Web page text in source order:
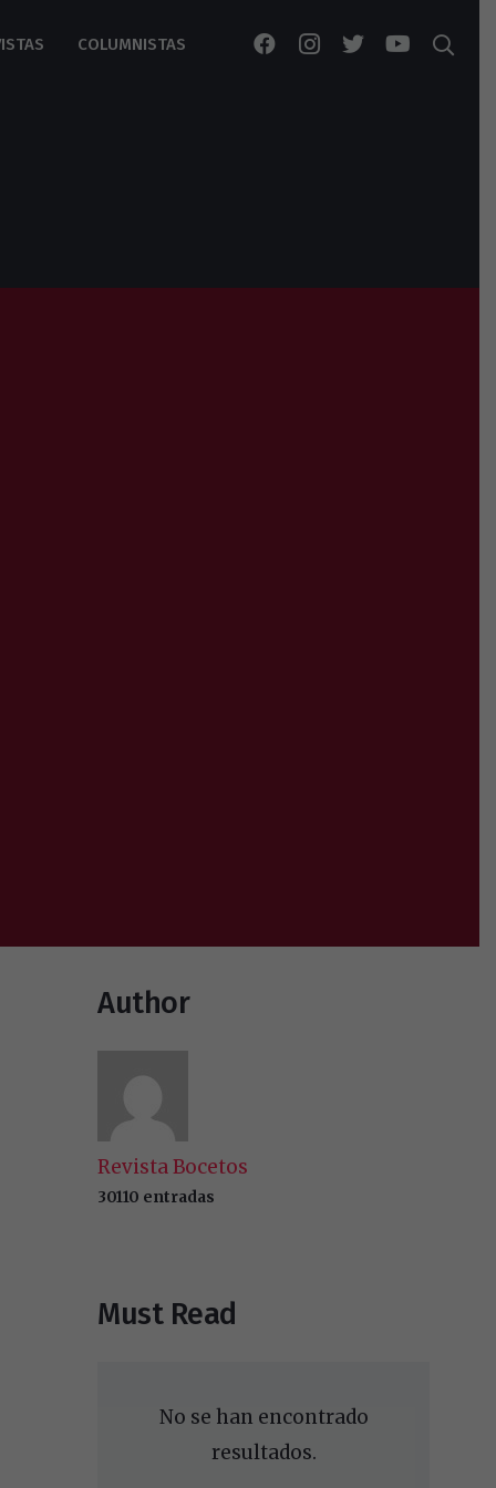
COLUMNISTAS
Author
Revista Bocetos
30110 entradas
Must Read
No se han encontrado
resultados.